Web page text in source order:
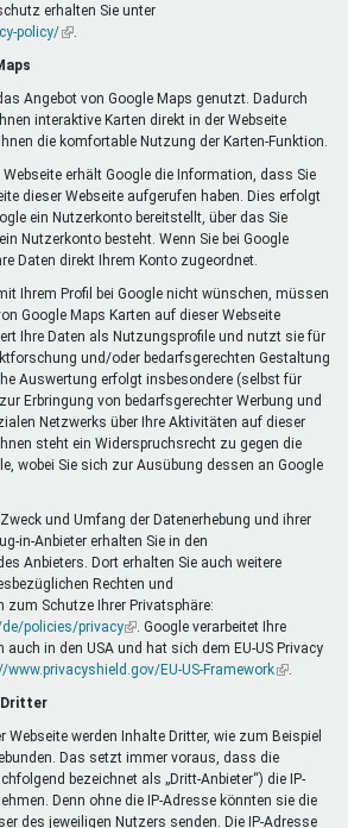
erhalten Sie unter
policy/(Link
Angebot von Google Maps genutzt. Dadurch
interaktive Karten direkt in der Webseite
die komfortable Nutzung der Karten-Funktion.
erhält Google die Information, dass Sie
dieser Webseite aufgerufen haben. Dies erfolgt
ein Nutzerkonto bereitstellt, über das Sie
Nutzerkonto besteht. Wenn Sie bei Google
Daten direkt Ihrem Konto zugeordnet.
Ihrem Profil bei Google nicht wünschen, müssen
Google Maps Karten auf dieser Webseite
Ihre Daten als Nutzungsprofile und nutzt sie für
und/oder bedarfsgerechten Gestaltung
Auswertung erfolgt insbesondere (selbst für
Erbringung von bedarfsgerechter Werbung und
Netzwerks über Ihre Aktivitäten auf dieser
steht ein Widerspruchsrecht zu gegen die
wobei Sie sich zur Ausübung dessen an Google
und Umfang der Datenerhebung und ihrer
in-Anbieter erhalten Sie in den
Anbieters. Dort erhalten Sie auch weitere
Rechten und
Schutze Ihrer Privatsphäre:
policies/privacy(Link
ist
extern)
. Google verarbeitet Ihre
auch in den USA und hat sich dem EU-US Privacy
www.privacyshield.gov/EU-US-Framework(Link
Dritter
Webseite werden Inhalte Dritter, wie zum Beispiel
Das setzt immer voraus, dass die
bezeichnet als „Dritt-Anbieter“) die IP-
Denn ohne die IP-Adresse könnten sie die
des jeweiligen Nutzers senden. Die IP-Adresse